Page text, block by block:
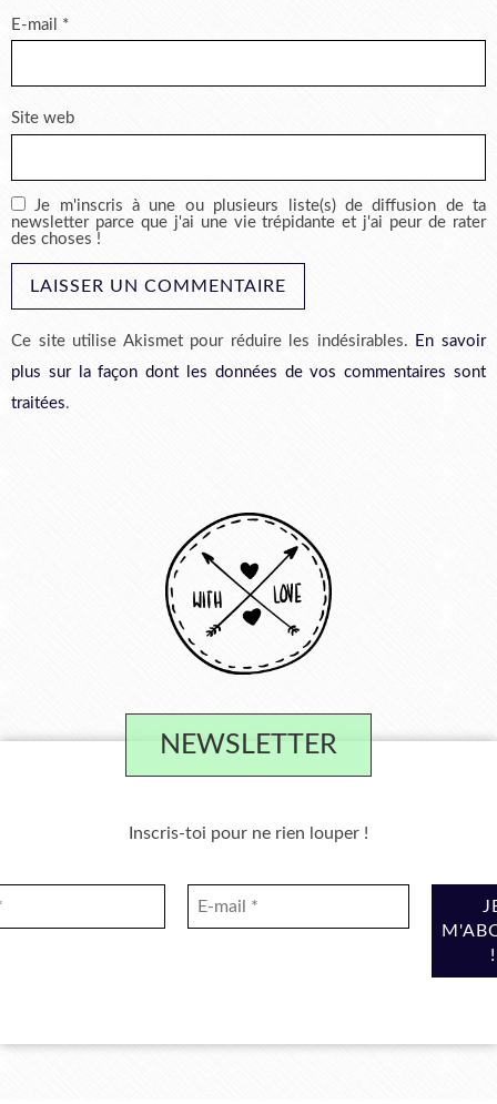
E-mail *
Site web
Je m'inscris à une ou plusieurs liste(s) de diffusion de ta
newsletter parce que j'ai une vie trépidante et j'ai peur de rater
des choses !
Ce site utilise Akismet pour réduire les indésirables. En savoir
plus sur la façon dont les données de vos commentaires sont
traitées.
NEWSLETTER
Inscris-toi pour ne rien louper !